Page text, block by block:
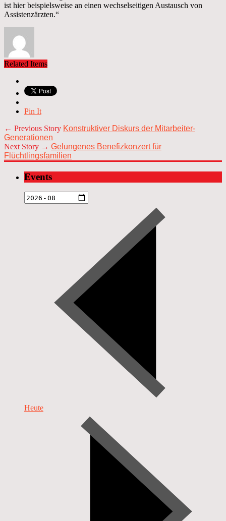
ist hier beispielsweise an einen wechselseitigen Austausch von
Assistenzärzten.“
Related Items
Pin It
← Previous Story Konstruktiver Diskurs der Mitarbeiter-
Generationen
Next Story → Gelungenes Benefizkonzert für
Flüchtlingsfamilien
Events
Heute